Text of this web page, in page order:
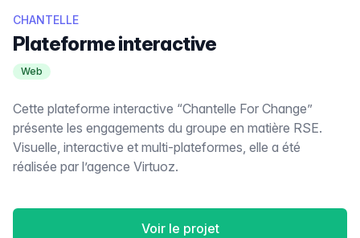
CHANTELLE
Plateforme interactive
Web
Cette plateforme interactive “Chantelle For Change”
présente les engagements du groupe en matière RSE.
Visuelle, interactive et multi-plateformes, elle a été
réalisée par l’agence Virtuoz.
Voir le projet